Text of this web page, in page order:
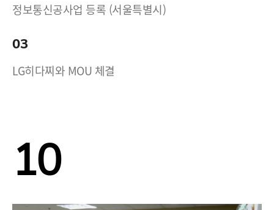
정보통신공사업 등록 (서울특별시)
03
LG히다찌와 MOU 체결
10